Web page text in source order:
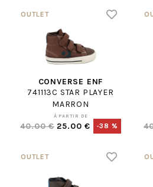
CONVERSE ENF
741113C STAR PLAYER
MARRON
À PARTIR DE
40.00 € 25.00 € -38 %